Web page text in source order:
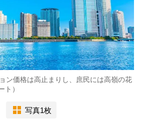
ン価格は高止まりし、庶民には高嶺の花
ト）
写真1枚